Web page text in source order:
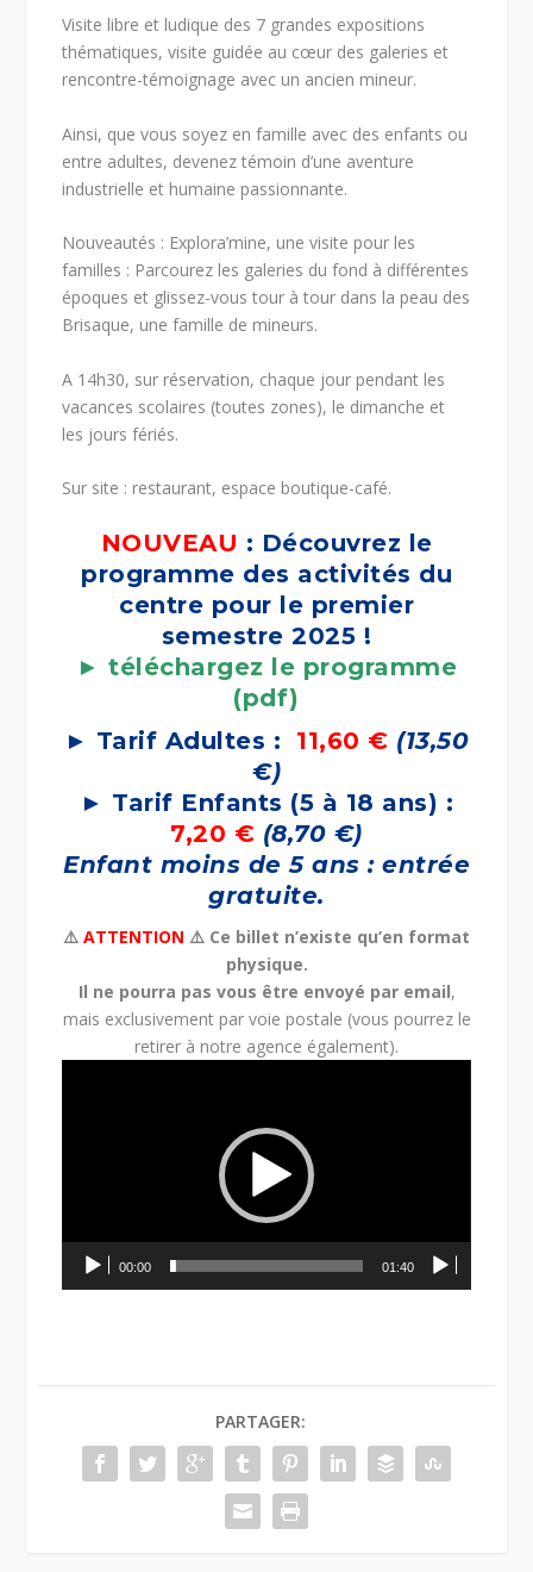
Visite libre et ludique des 7 grandes expositions
thématiques, visite guidée au cœur des galeries et
rencontre-témoignage avec un ancien mineur.
Ainsi, que vous soyez en famille avec des enfants ou
entre adultes, devenez témoin d’une aventure
industrielle et humaine passionnante.
Nouveautés : Explora’mine, une visite pour les
familles : Parcourez les galeries du fond à différentes
époques et glissez-vous tour à tour dans la peau des
Brisaque, une famille de mineurs.
A 14h30, sur réservation, chaque jour pendant les
vacances scolaires (toutes zones), le dimanche et
les jours fériés.
Sur site : restaurant, espace boutique-café.
NOUVEAU : Découvrez le
programme des activités du
centre pour le premier
semestre 2025 !
► téléchargez le programme
(pdf)
► Tarif Adultes : 11,60 € (13,50
€)
► Tarif Enfants (5 à 18 ans) :
7,20 € (8,70 €)
Enfant moins de 5 ans : entrée
gratuite.
⚠️ ATTENTION ⚠️ Ce billet n’existe qu’en format
physique.
Il ne pourra pas vous être envoyé par email,
mais exclusivement par voie postale (vous pourrez le
retirer à notre agence également).
00:00 01:40
PARTAGER: